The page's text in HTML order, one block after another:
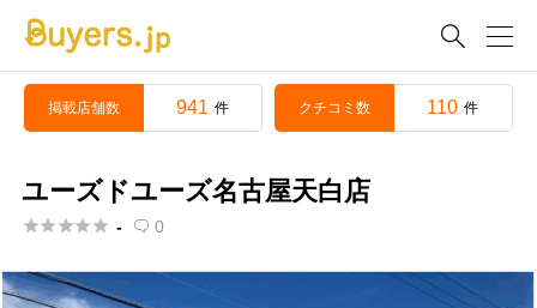

掲載店舗数 941 件 クチコミ数 110 件
ユーズドユーズ名古屋天白店
 -  0